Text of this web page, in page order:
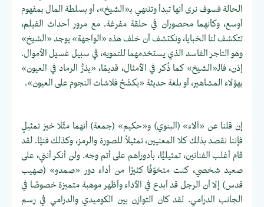
الحالة فسوف نرى أنها تبدأ وتنتهي بـ«الشيخ»، أو بسلطة المال بمفهوم
أوسع، وكأنهما محصوران في حلقة مفرغة. مع مرور أحداث الفيلم،
تتكشف لنا الخبايا، ونكتشف أن خلف هذه «الواجهة» يوجد «الشيخ»
وهو التاجر الفاسد الذي يستخدمهما للتمويه، في سبيل غسيل الأموال.
إذن، فالـ«الشيخ» كما ذُكر في الأمثال، قديمًا، «يذرُّ الرماد في العيون»
بهؤلاء المشاهير، أو بلغة حديثة «يكشَحُ فلاشات النجوم على العيون».
إن قلنا عن «آلاء» (البنوي) و«حكيم» (جمعة) أنهما مثّلا خيرَ تمثيلٍ
فإننا نقصد بذلك كلا المعنيين، تمثيلاً للصورة والرمز، وكذلك فنيًّا. لقد
قام أغلب الفنانين، تمثيليًّا، بأدوراهم على أتم وجه. ولن أنكر أنني، على
صعيد شخصي، كنت متخوّفًا كثيرًا من أداء دور «صمدو» (صهيب
قدس) إلا أن الرجل قد أبدع في الأداء وأظهر موهبة متميزة خصوصًا في
الجانب الدرامي. لقد كان التوازن بين الكوميدي والدرامي في رسم